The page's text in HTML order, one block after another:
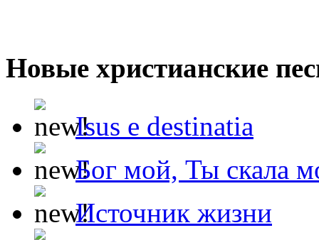
Новые христианские
Isus e destinatia
Бог мой, Ты скала
Источник жизни